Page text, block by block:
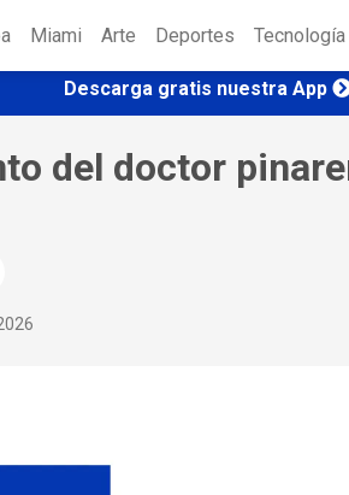
Miami Arte Deportes Tecnología
Descarga gratis nuestra App
del doctor